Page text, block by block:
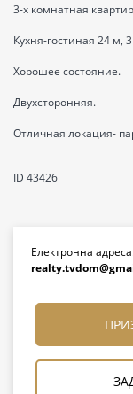
3-х комнатная
Кухня-гостиная 24 м,
Хорошее состояние.
Двухсторонняя.
Отличная локация-
ID 43426
Електронна